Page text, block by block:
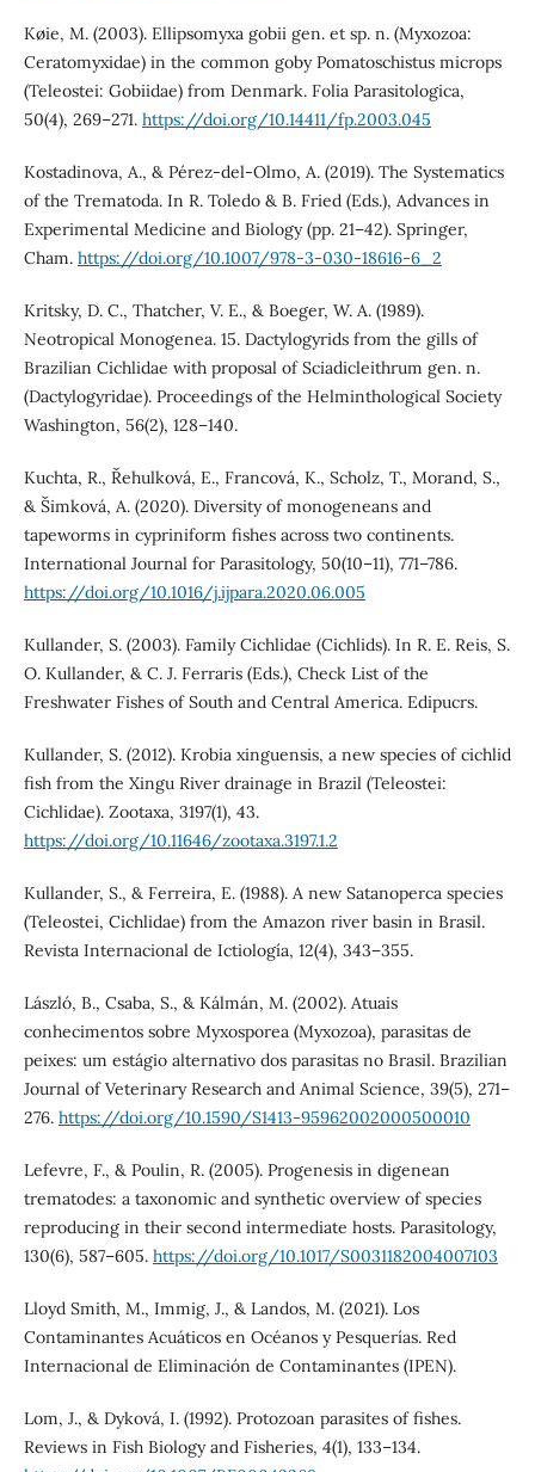
Køie, M. (2003). Ellipsomyxa gobii gen. et sp. n. (Myxozoa:
Ceratomyxidae) in the common goby Pomatoschistus microps
(Teleostei: Gobiidae) from Denmark. Folia Parasitologica,
50(4), 269–271. https://doi.org/10.14411/fp.2003.045
Kostadinova, A., & Pérez-del-Olmo, A. (2019). The Systematics
of the Trematoda. In R. Toledo & B. Fried (Eds.), Advances in
Experimental Medicine and Biology (pp. 21–42). Springer,
Cham. https://doi.org/10.1007/978-3-030-18616-6_2
Kritsky, D. C., Thatcher, V. E., & Boeger, W. A. (1989).
Neotropical Monogenea. 15. Dactylogyrids from the gills of
Brazilian Cichlidae with proposal of Sciadicleithrum gen. n.
(Dactylogyridae). Proceedings of the Helminthological Society
Washington, 56(2), 128–140.
Kuchta, R., Řehulková, E., Francová, K., Scholz, T., Morand, S.,
& Šimková, A. (2020). Diversity of monogeneans and
tapeworms in cypriniform fishes across two continents.
International Journal for Parasitology, 50(10–11), 771–786.
https://doi.org/10.1016/j.ijpara.2020.06.005
Kullander, S. (2003). Family Cichlidae (Cichlids). In R. E. Reis, S.
O. Kullander, & C. J. Ferraris (Eds.), Check List of the
Freshwater Fishes of South and Central America. Edipucrs.
Kullander, S. (2012). Krobia xinguensis, a new species of cichlid
fish from the Xingu River drainage in Brazil (Teleostei:
Cichlidae). Zootaxa, 3197(1), 43.
https://doi.org/10.11646/zootaxa.3197.1.2
Kullander, S., & Ferreira, E. (1988). A new Satanoperca species
(Teleostei, Cichlidae) from the Amazon river basin in Brasil.
Revista Internacional de Ictiología, 12(4), 343–355.
László, B., Csaba, S., & Kálmán, M. (2002). Atuais
conhecimentos sobre Myxosporea (Myxozoa), parasitas de
peixes: um estágio alternativo dos parasitas no Brasil. Brazilian
Journal of Veterinary Research and Animal Science, 39(5), 271–
276. https://doi.org/10.1590/S1413-95962002000500010
Lefevre, F., & Poulin, R. (2005). Progenesis in digenean
trematodes: a taxonomic and synthetic overview of species
reproducing in their second intermediate hosts. Parasitology,
130(6), 587–605. https://doi.org/10.1017/S0031182004007103
Lloyd Smith, M., Immig, J., & Landos, M. (2021). Los
Contaminantes Acuáticos en Océanos y Pesquerías. Red
Internacional de Eliminación de Contaminantes (IPEN).
Lom, J., & Dyková, I. (1992). Protozoan parasites of fishes.
Reviews in Fish Biology and Fisheries, 4(1), 133–134.